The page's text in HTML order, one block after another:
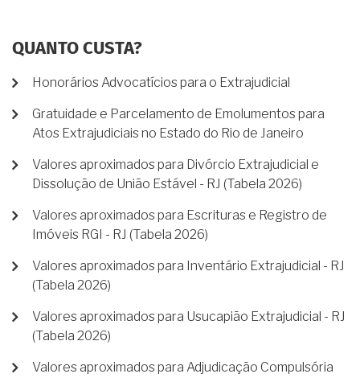
QUANTO CUSTA?
Honorários Advocatícios para o Extrajudicial
Gratuidade e Parcelamento de Emolumentos para
Atos Extrajudiciais no Estado do Rio de Janeiro
Valores aproximados para Divórcio Extrajudicial e
Dissolução de União Estável - RJ (Tabela 2026)
Valores aproximados para Escrituras e Registro de
Imóveis RGI - RJ (Tabela 2026)
Valores aproximados para Inventário Extrajudicial - RJ
(Tabela 2026)
Valores aproximados para Usucapião Extrajudicial - RJ
(Tabela 2026)
Valores aproximados para Adjudicação Compulsória